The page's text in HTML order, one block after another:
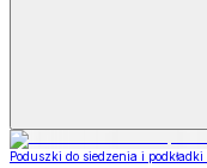
Poduszki do siedzenia i podkładki